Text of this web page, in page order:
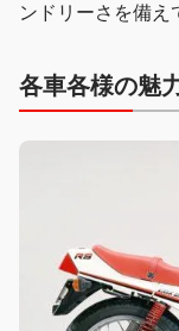
ンドリーさを備え
各車各様の魅